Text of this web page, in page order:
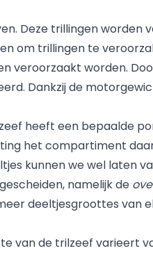
Deze trillingen worden
trillingen te
veroorzaakt worden.
Dankzij de
heeft een bepaalde
het compartiment
kunnen we wel laten
namelijk de
deeltjesgroottes van
van de trilzeef varieert